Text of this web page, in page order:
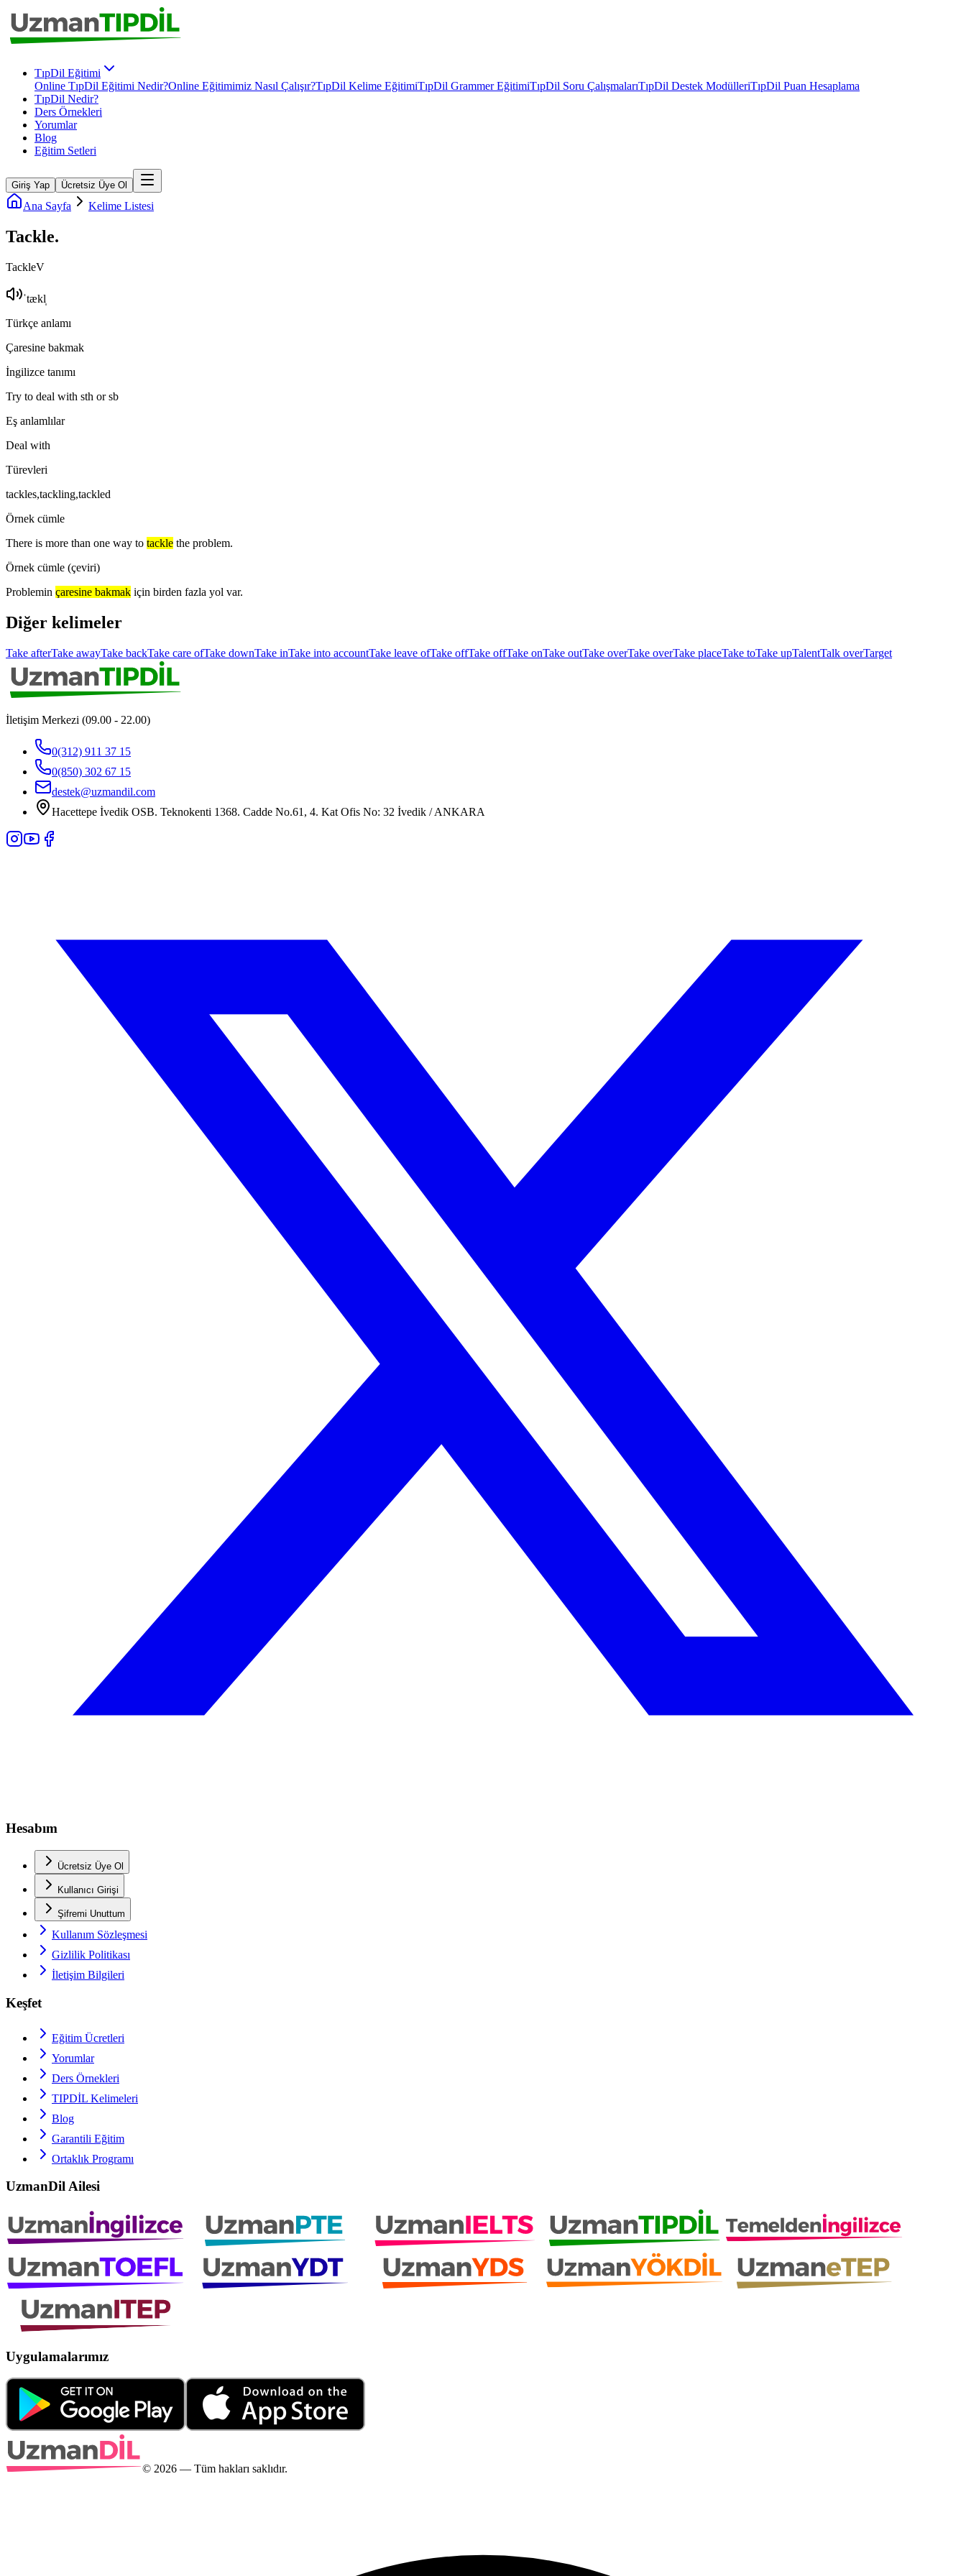
TıpDil Eğitimi
Online TıpDil Eğitimi Nedir?Online Eğitimimiz Nasıl Çalışır?TıpDil Kelime EğitimiTıpDil Grammer EğitimiTıpDil Soru ÇalışmalarıTıpDil Destek ModülleriTıpDil Puan Hesaplama
TıpDil Nedir?
Ders Örnekleri
Yorumlar
Blog
Eğitim Setleri
Giriş Yap Ücretsiz Üye Ol
Ana Sayfa Kelime Listesi
Tackle.
TackleV
ˈtækl̩
Türkçe anlamı
Çaresine bakmak
İngilizce tanımı
Try to deal with sth or sb
Eş anlamlılar
Deal with
Türevleri
tackles,tackling,tackled
Örnek cümle
There is more than one way to tackle the problem.
Örnek cümle (çeviri)
Problemin çaresine bakmak için birden fazla yol var.
Diğer kelimeler
Take afterTake awayTake backTake care ofTake downTake inTake into accountTake leave ofTake offTake offTake onTake outTake overTake overTake placeTake toTake upTalentTalk overTarget
İletişim Merkezi (09.00 - 22.00)
0(312) 911 37 15
0(850) 302 67 15
destek@uzmandil.com
Hacettepe İvedik OSB. Teknokenti 1368. Cadde No.61, 4. Kat Ofis No: 32 İvedik / ANKARA
Hesabım
Ücretsiz Üye Ol
Kullanıcı Girişi
Şifremi Unuttum
Kullanım Sözleşmesi
Gizlilik Politikası
İletişim Bilgileri
Keşfet
Eğitim Ücretleri
Yorumlar
Ders Örnekleri
TIPDİL Kelimeleri
Blog
Garantili Eğitim
Ortaklık Programı
UzmanDil Ailesi
Uygulamalarımız
© 2026 — Tüm hakları saklıdır.